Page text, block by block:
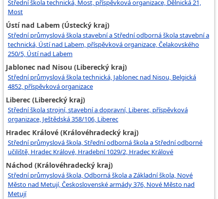
Střední škola technická, Most, příspěvková organizace, Dělnická 21,
Most
Ústí nad Labem (Ústecký kraj)
Střední průmyslová škola stavební a Střední odborná škola stavební a
technická, Ústí nad Labem, příspěvková organizace, Čelakovského
250/5, Ústí nad Labem
Jablonec nad Nisou (Liberecký kraj)
Střední průmyslová škola technická, Jablonec nad Nisou, Belgická
4852, příspěvková organizace
Liberec (Liberecký kraj)
Střední škola strojní, stavební a dopravní, Liberec, příspěvková
organizace, Ještědská 358/106, Liberec
Hradec Králové (Královéhradecký kraj)
Střední průmyslová škola, Střední odborná škola a Střední odborné
učiliště, Hradec Králové, Hradební 1029/2, Hradec Králové
Náchod (Královéhradecký kraj)
Střední průmyslová škola, Odborná škola a Základní škola, Nové
Město nad Metují, Československé armády 376, Nové Město nad
Metují